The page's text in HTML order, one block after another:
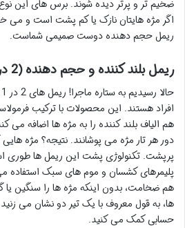
ضخیم تر و پرتر دیده شوند. برس های این
اگر مژه هایتان نازک یا کم پشت است و می
ریمل حجم دهنده دوست صمیمی شماست.
ریمل بلند کننده و حجم دهنده (2 در 1)
افراد هستند. این محصولات با ترکیب
هم الیاف بلند کننده را به مژه ها اضافه می
دور هر تار مژه می پوشانند. نتیجه؟ مژه
پرپشت. تکنولوژی پشت این ریمل ها طوری
پلیمرهای کشسان و موم های سبک استفاده
هم ضخامت، بدون اینکه مژه ها را سنگین یا
ها، به قول معروف با یک تیر دو نشان می
حسابی کمک می کنید.